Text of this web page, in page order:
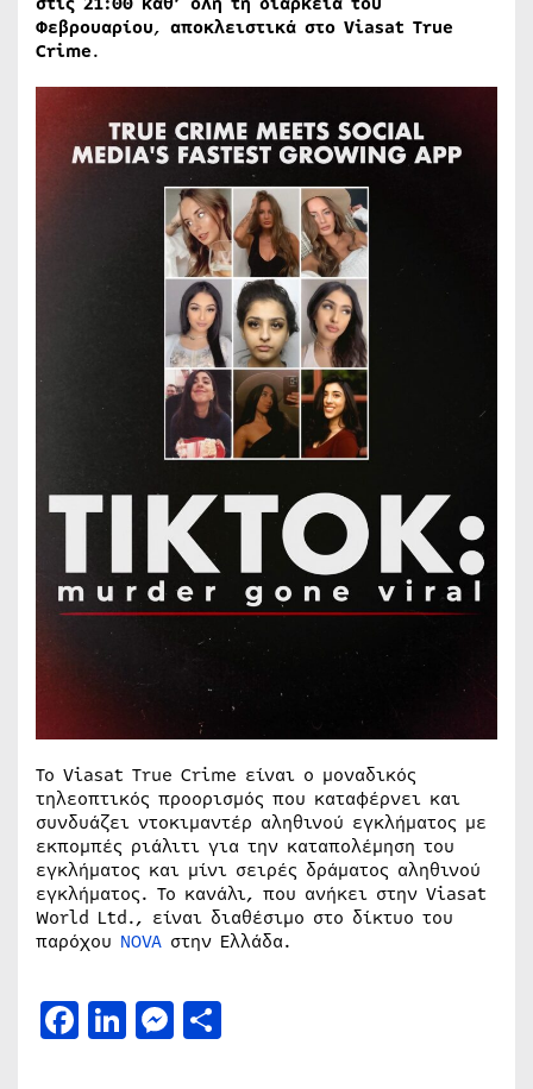
Φεβρουαρίου, αποκλειστικά στο Viasat True
Crime.
Το Viasat True Crime είναι ο μοναδικός
τηλεοπτικός προορισμός που καταφέρνει και
συνδυάζει ντοκιμαντέρ αληθινού εγκλήματος με
εκπομπές ριάλιτι για την καταπολέμηση του
εγκλήματος και μίνι σειρές δράματος αληθινού
εγκλήματος. Το κανάλι, που ανήκει στην Viasat
World Ltd., είναι διαθέσιμο στο δίκτυο του
παρόχου NOVA στην Ελλάδα.
Facebook
LinkedIn
Messenger